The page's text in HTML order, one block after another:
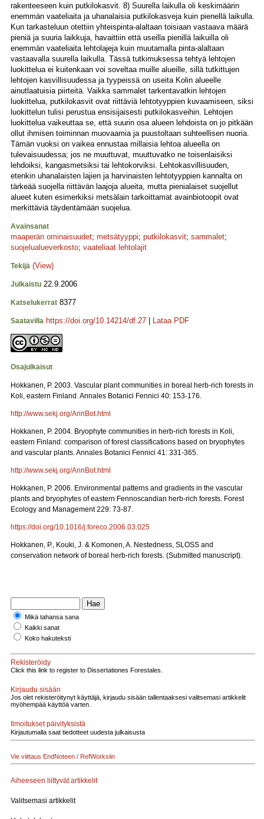
rakenteeseen kuin putkilokasvit. 8) Suurella laikulla oli keskimäärin
enemmän vaateliaita ja uhanalaisia putkilokasveja kuin pienellä laikulla.
Kun tarkasteluun otettiin yhteispinta-alaltaan toisiaan vastaava määrä
pieniä ja suuria laikkuja, havaittiin että useilla pienillä laikuilla oli
enemmän vaateliaita lehtolajeja kuin muutamalla pinta-alaltaan
vastaavalla suurella laikulla. Tässä tutkimuksessa tehtyä lehtojen
luokittelua ei kuitenkaan voi soveltaa muille alueille, sillä tutkittujen
lehtojen kasvillisuudessa ja tyypeissä on useita Kolin alueelle
ainutlaatuisia piirteitä. Vaikka sammalet tarkentavatkin lehtojen
luokittelua, putkilokasvit ovat riittäviä lehtotyyppien kuvaamiseen, siksi
luokittelun tulisi perustua ensisijaisesti putkilokasveihin. Lehtojen
luokittelua vaikeuttaa se, että suurin osa alueen lehdoista on jo pitkään
ollut ihmisen toiminnan muovaamia ja puustoltaan suhteellisen nuoria.
Tämän vuoksi on vaikea ennustaa millaisia lehtoa alueella on
tulevaisuudessa; jos ne muuttuvat, muuttuvatko ne toisenlaisiksi
lehdoiksi, kangasmetsiksi tai lehtokorviksi. Lehtokasvillisuuden,
etenkin uhanalaisten lajien ja harvinaisten lehtotyyppien kannalta on
tärkeää suojella riittävän laajoja alueita, mutta pienialaiset suojellut
alueet kuten esimerkiksi metsälain tarkoittamat avainbiotoopit ovat
merkittäviä täydentämään suojelua.
Avainsanat
maaperän ominaisuudet; metsätyyppi; putkilokasvit; sammalet;
suojelualueverkosto; vaateliaat lehtolajit
Tekijä (View)
Julkaistu 22.9.2006
Katselukerrat 8377
Saatavilla https://doi.org/10.14214/df.27 Lataa PDF
Osajulkaisut
Hokkanen, P. 2003. Vascular plant communities in boreal herb-rich forests in
Koli, eastern Finland. Annales Botanici Fennici 40: 153-176.
http://www.sekj.org/AnnBot.html
Hokkanen, P. 2004. Bryophyte communities in herb-rich forests in Koli,
eastern Finland: comparison of forest classifications based on bryophytes
and vascular plants. Annales Botanici Fennici 41: 331-365.
http://www.sekj.org/AnnBot.html
Hokkanen, P. 2006. Environmental patterns and gradients in the vascular
plants and bryophytes of eastern Fennoscandian herb-rich forests. Forest
Ecology and Management 229: 73-87.
https://doi.org/10.1016/j.foreco.2006.03.025
Hokkanen, P., Kouki, J. & Komonen, A. Nestedness, SLOSS and
conservation network of boreal herb-rich forests. (Submitted manuscript).
Mikä tahansa sana
Kaikki sanat
Koko hakuteksti
Rekisteröidy
Click this link to register to Dissertationes Forestales.
Kirjaudu sisään
Jos olet rekisteröitynyt käyttäjä, kirjaudu sisään tallentaaksesi valitsemasi artikkelit
myöhempää käyttöä varten.
Ilmoitukset päivityksistä
Kirjautumalla saat tiedotteet uudesta julkaisusta
Vie viittaus EndNoteen / RefWorksiin
Aiheeseen liittyvät artikkelit
Valitsemasi artikkelit